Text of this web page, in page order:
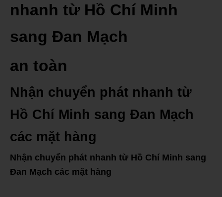
nhanh từ Hồ Chí Minh
sang Đan Mạch
an toàn
Nhận chuyển phát nhanh từ
Hồ Chí Minh sang Đan Mạch
các mặt hàng
Nhận chuyển phát nhanh từ Hồ Chí Minh sang
Đan Mạch các mặt hàng